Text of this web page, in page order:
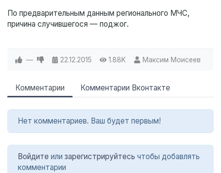
По предварительным данным регионального МЧС,
причина случившегося — поджог.
— 22.12.2015 1.88K Максим Моисеев
Комментарии Комментарии Вконтакте
Нет комментариев. Ваш будет первым!
Войдите или зарегистрируйтесь чтобы добавлять
комментарии